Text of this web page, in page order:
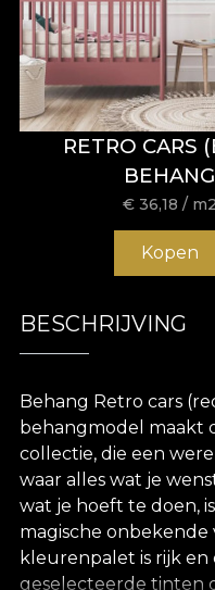
RETRO CARS
BEHANG
€ 36,18 / m2
Kopen
BESCHRIJVING
Behang Retro cars
behangmodel maakt
collectie, die een
waar alles wat je
wat je hoeft te doen,
magische
kleurenpalet is rijk en
geselecteerde tinten